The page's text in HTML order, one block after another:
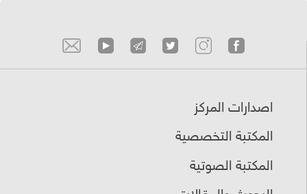
اصدارات المركز
المكتبة التخصصية
المكتبة الصوتية